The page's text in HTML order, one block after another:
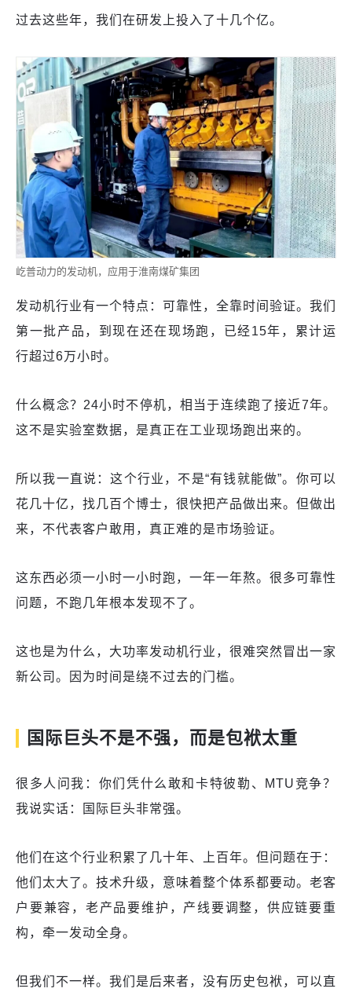
过去这些年，我们在研发上投入了十几个亿。
屹普动力的发动机，应用于淮南煤矿集团
发动机行业有一个特点：可靠性，全靠时间验证。我们
第一批产品，到现在还在现场跑，已经15年，累计运
行超过6万小时。
什么概念？24小时不停机，相当于连续跑了接近7年。
这不是实验室数据，是真正在工业现场跑出来的。
所以我一直说：这个行业，不是“有钱就能做”。你可以
花几十亿，找几百个博士，很快把产品做出来。但做出
来，不代表客户敢用，真正难的是市场验证。
这东西必须一小时一小时跑，一年一年熬。很多可靠性
问题，不跑几年根本发现不了。
这也是为什么，大功率发动机行业，很难突然冒出一家
新公司。因为时间是绕不过去的门槛。
国际巨头不是不强，而是包袱太重
很多人问我：你们凭什么敢和卡特彼勒、MTU竞争？
我说实话：国际巨头非常强。
他们在这个行业积累了几十年、上百年。但问题在于：
他们太大了。技术升级，意味着整个体系都要动。老客
户要兼容，老产品要维护，产线要调整，供应链要重
构，牵一发动全身。
但我们不一样。我们是后来者，没有历史包袱，可以直